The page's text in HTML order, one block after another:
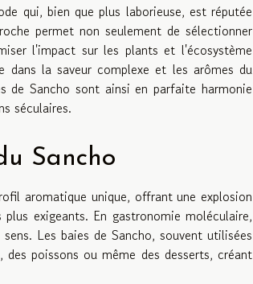
qui, bien que plus laborieuse, est réputée
permet non seulement de sélectionner
l'impact sur les plants et l'écosystème
la saveur complexe et les arômes du
de Sancho sont ainsi en parfaite harmonie
séculaires.
Sancho
aromatique unique, offrant une explosion
exigeants. En gastronomie moléculaire,
Les baies de Sancho, souvent utilisées
poissons ou même des desserts, créant